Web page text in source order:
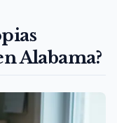
Alabama?